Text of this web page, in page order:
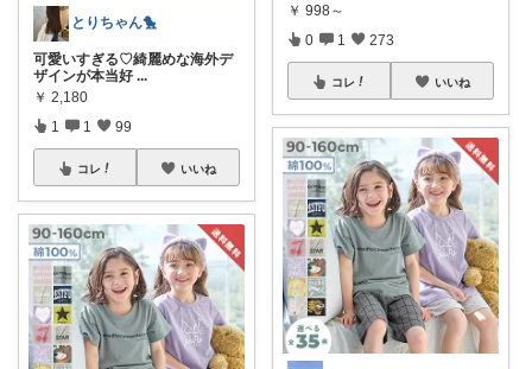
とりちゃん🐤
可愛いすぎる♡綺麗めな海外デ
ザインが本当好 ...
￥ 2,180
1 1 99
コレ いいね
￥ 998～
0 1 273
コレ いいね